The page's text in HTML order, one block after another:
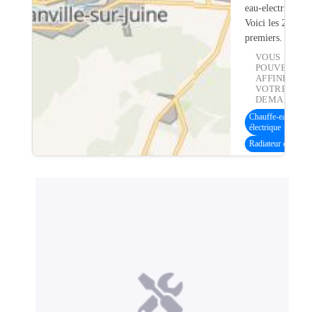
eau-electrique.
Voici les 20
premiers.
VOUS
POUVEZ
AFFINER
VOTRE
DEMANDE :
Chauffe-eau
électrique
Radiateur électrique